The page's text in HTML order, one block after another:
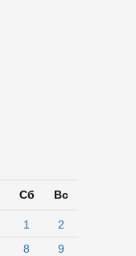
Сб Вс
1
2
8
9